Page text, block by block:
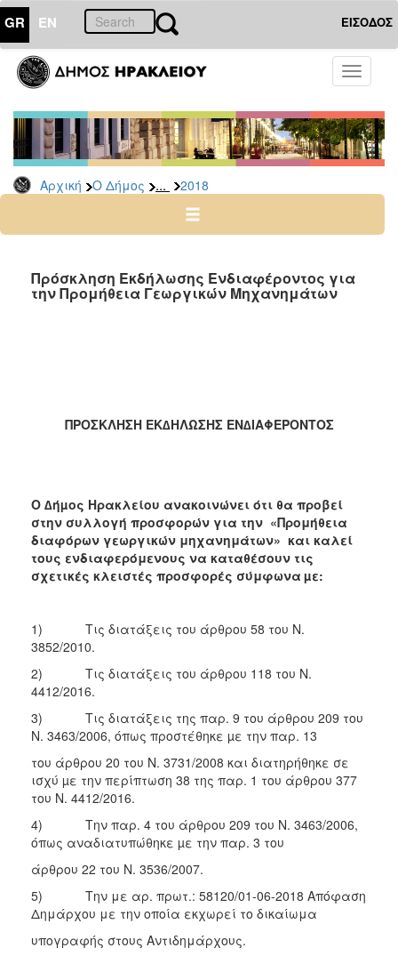
GR EN ΕΙΣΟΔΟΣ
Toggle
Αρχική Ο Δήμος ... 2018
ΔΗΜΟΣ
Διακηρύξεις
-
Δημοπρασίες
Αρχείο
2025
2023
2018
2015
2013
ΤΟΠΟΣ
ΠΟΛΙΤΙΣΜΟΣ
ΑΝΘΕΚΤΙΚΗ
ΠΟΛΗ
Πρόσκληση Εκδήλωσης Ενδιαφέροντος για
την Προμήθεια Γεωργικών Μηχανημάτων
ΠΡΟΣΚΛΗΣΗ ΕΚ∆ΗΛΩΣΗΣ ΕΝ∆ΙΑΦΕΡΟΝΤΟΣ
Ο ∆ήµος Ηρακλείου ανακοινώνει ότι θα προβεί
στην συλλογή προσφορών για την «Προμήθεια
διαφόρων γεωργικών μηχανημάτων» και καλεί
τους ενδιαφερόμενους να καταθέσουν τις
σχετικές κλειστές προσφορές σύμφωνα µε:
1) Τις διατάξεις του άρθρου 58 του Ν.
3852/2010.
2) Τις διατάξεις του άρθρου 118 του Ν.
4412/2016.
3) Τις διατάξεις της παρ. 9 του άρθρου 209 του
Ν. 3463/2006, όπως προστέθηκε µε την παρ. 13
του άρθρου 20 του Ν. 3731/2008 και διατηρήθηκε σε
ισχύ µε την περίπτωση 38 της παρ. 1 του άρθρου 377
του Ν. 4412/2016.
4) Την παρ. 4 του άρθρου 209 του Ν. 3463/2006,
όπως αναδιατυπώθηκε µε την παρ. 3 του
άρθρου 22 του Ν. 3536/2007.
5) Την με αρ. πρωτ.: 58120/01-06-2018 Απόφαση
Δημάρχου με την οποία εκχωρεί το δικαίωμα
υπογραφής στους Αντιδημάρχους.